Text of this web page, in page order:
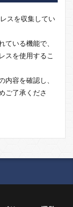
スを収集してい
ている機能で、
スを使用するこ
内容を確認し、
ご了承くださ